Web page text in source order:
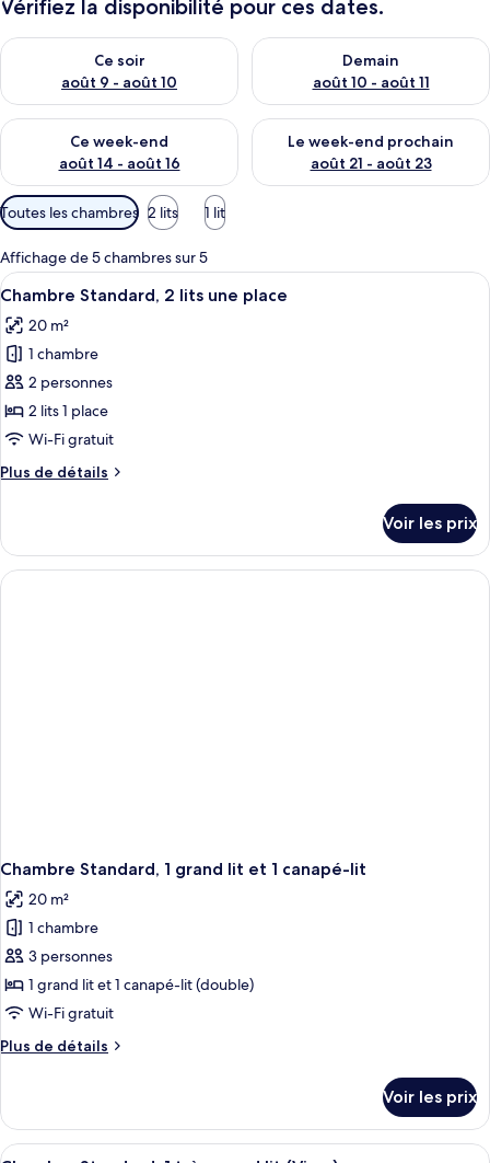
Vérifiez la disponibilité pour ces dates.
Ce soir
août 9 - août 10
Vérifier la disponibilité pour ce soir août 9 - août 10
Demain
août 10 - août 11
Vérifier la disponibilité pour
Ce week-end
août 14 - août 16
Vérifier la disponibilité pour ce week-end août 14 - août 16
Le week-end prochain
août 21 - août 23
Vérifier la disponibilité pour
Filtres
disponibles
pour
les
chambres
Toutes les chambres 2 lits 1 lit
Affichage de 5 chambres sur 5
Afficher
toutes
les
photos
pour
ce
type
chambre :
2
lits
Une chambre d’hôtel avec un lit, un
3
Chambre Standard, 2 lits une place
20 m²
1 chambre
2 personnes
2 lits 1 place
Wi-Fi gratuit
Plus de détails
Plus
le
type
de
Voir les prix
Chambre Standard, 1 grand lit et 1 canapé-lit
20 m²
1 chambre
3 personnes
1 grand lit et 1 canapé-lit (double)
Wi-Fi gratuit
Plus de détails
Plus
le
type
Voir les prix
Afficher
Une chambre d’hôtel avec un